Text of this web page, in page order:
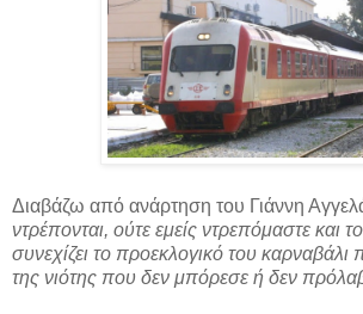
Διαβάζω από ανάρτηση του Γιάννη
ντρέπονται, ούτε εμείς ντρεπόμαστε και
συνεχίζει το προεκλογικό του
της νιότης που δεν μπόρεσε ή δεν